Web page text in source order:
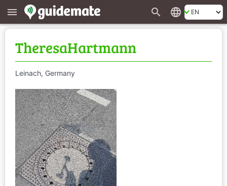
menu search language
TheresaHartmann
Leinach, Germany